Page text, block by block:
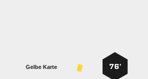
76’
Gelbe Karte